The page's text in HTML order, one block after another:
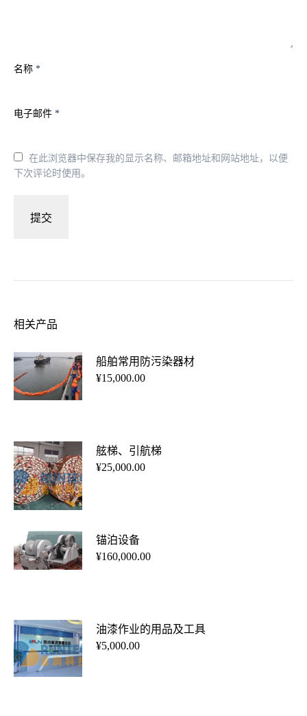
名称 *
电子邮件 *
在此浏览器中保存我的显示名称、邮箱地址和网站地址，以便
下次评论时使用。
相关产品
船舶常用防污染器材
¥15,000.00
舷梯、引航梯
¥25,000.00
锚泊设备
¥160,000.00
油漆作业的用品及工具
¥5,000.00